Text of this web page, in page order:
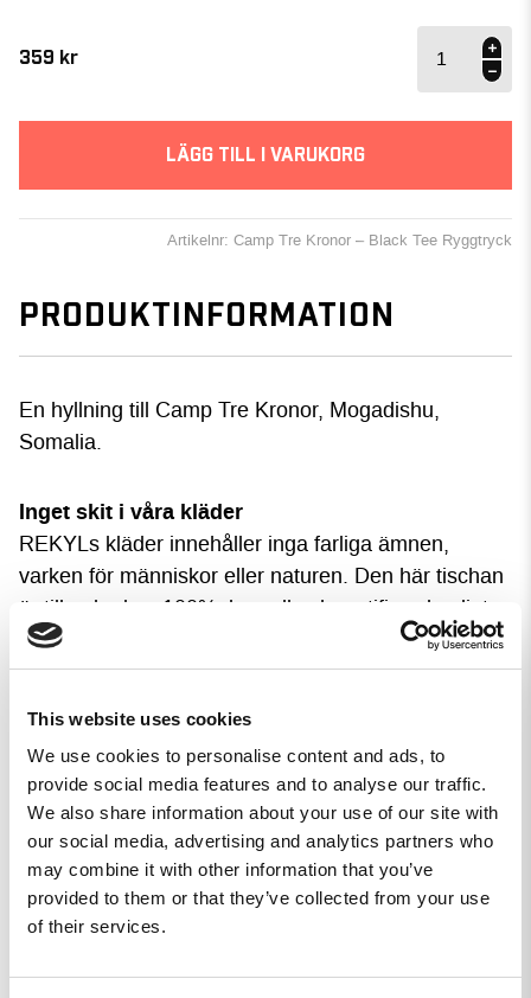
This website uses cookies
We use cookies to personalise content and ads, to
provide social media features and to analyse our traffic.
We also share information about your use of our site with
our social media, advertising and analytics partners who
may combine it with other information that you’ve
provided to them or that they’ve collected from your use
of their services.
359 kr
Kronor –
Black Tee
mängd
LÄGG TILL I VARUKORG
Artikelnr: Camp Tre Kronor – Black Tee Ryggtryck
PRODUKTINFORMATION
En hyllning till Camp Tre Kronor, Mogadishu,
Somalia.
Inget skit i våra kläder
REKYLs kläder innehåller inga farliga ämnen,
varken för människor eller naturen. Den här tischan
är tillverkad av 100% bomull och certifierad enligt
OEKO-TEX® Made In Green.
Premium-tischa tillverkad av grymt skön bomull.
Vill du att tröjan ska sitta mer tight, ta en mindre
storlek, måtten finner du längre ner på sidan.
Storlekar
Tillgängliga storlekar för detta plagg kan du se i
“storleksväljaren”. Är du minsta osäker på storlek, ta
fram tumstocken och mät istället för att gissa.